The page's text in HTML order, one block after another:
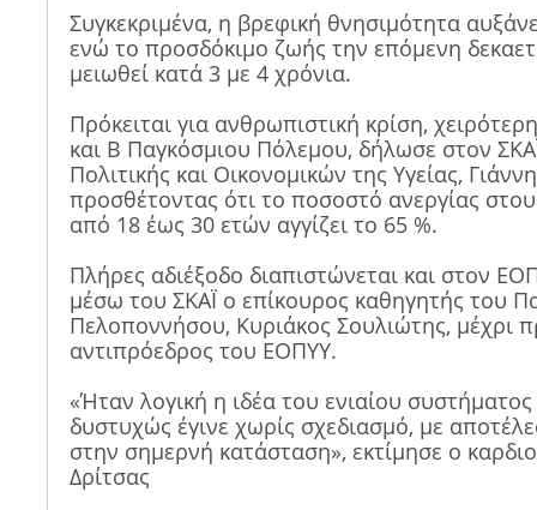
Συγκεκριμένα, η βρεφική θνησιμότητα
ενώ το προσδόκιμο ζωής την επόμενη
μειωθεί κατά 3 με 4 χρόνια.
Πρόκειται για ανθρωπιστική κρίση,
και Β Παγκόσμιου Πόλεμου, δήλωσε στον
Πολιτικής και Οικονομικών της Υγείας,
προσθέτοντας ότι το ποσοστό ανεργίας
από 18 έως 30 ετών αγγίζει το 65 %.
Πλήρες αδιέξοδο διαπιστώνεται και στον
μέσω του ΣΚΑΪ ο επίκουρος καθηγητής του
Πελοποννήσου, Κυριάκος Σουλιώτης, μέχρι
αντιπρόεδρος του ΕΟΠΥΥ.
«Ήταν λογική η ιδέα του ενιαίου
δυστυχώς έγινε χωρίς σχεδιασμό, με
στην σημερνή κατάσταση», εκτίμησε ο
Δρίτσας